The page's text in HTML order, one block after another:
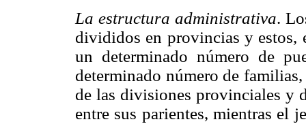
La estructura administrativa.
divididos en provincias y estos,
un determinado número de
determinado número de
de las divisiones provinciales y
entre sus parientes, mientras el